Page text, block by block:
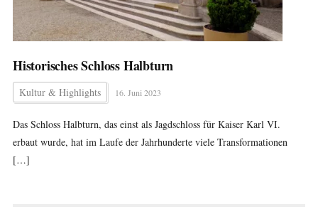
Historisches Schloss Halbturn
Kultur & Highlights 16. Juni 2023
Das Schloss Halbturn, das einst als Jagdschloss für Kaiser Karl VI.
erbaut wurde, hat im Laufe der Jahrhunderte viele Transformationen
[…]